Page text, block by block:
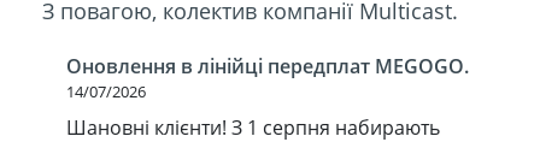
З повагою, колектив компанії Multicast.
Оновлення в лінійці передплат MEGOGO.
14/07/2026
Шановні клієнти! З 1 серпня набирають